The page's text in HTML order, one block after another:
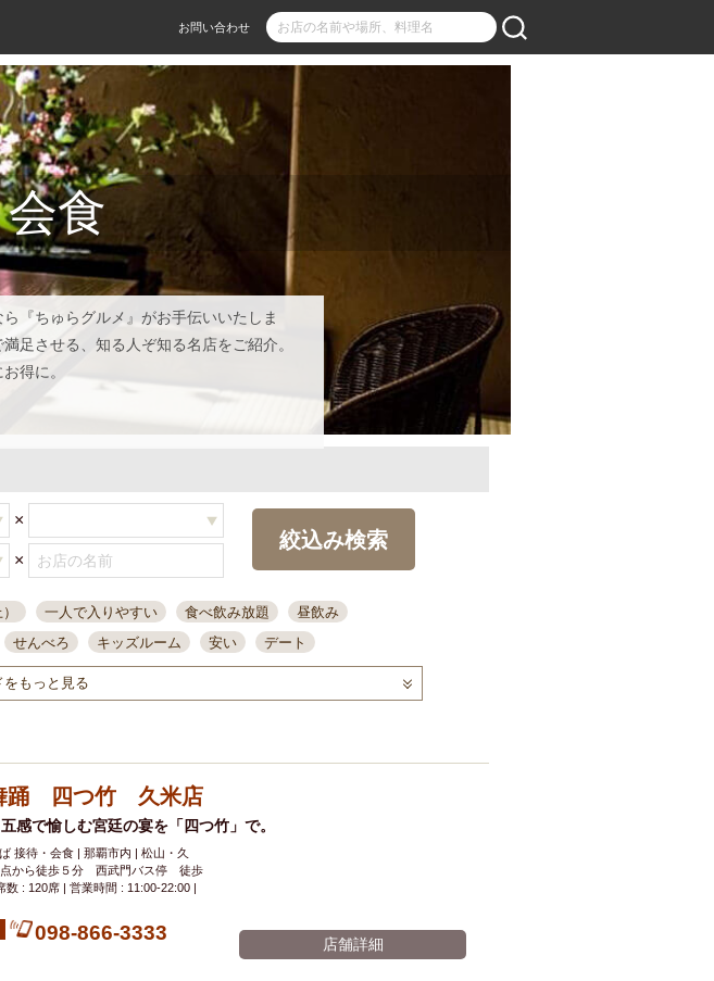
お問い合わせ
食
『ちゅらグルメ』がお手伝いいたしま
足させる、知る人ぞ知る名店をご紹介。
得に。
×
×
絞込み検索
一人で入りやすい 食べ飲み放題
昼飲み
せんべろ キッズルーム 安い
デート
誕生日 大人数
インスタ映え 座敷席 記念日 泡盛
喫煙可
ンサワー 観光客に人気 大部屋30名
カウンター
合コン オリオンドラフト
ルビール ウィスキー テレビ
寿司 クリスマス 和食
駅周辺 沖縄料理 スイーツ
・生演奏
をもっと見る
踊 四つ竹 久米店
感で愉しむ宮廷の宴を「四つ竹」で。
接待・会食 | 那覇市内 | 松山・久
点から徒歩５分 西武門バス停 徒歩
数 : 120席 | 営業時間 : 11:00-22:00 |
098-866-3333 店舗詳細